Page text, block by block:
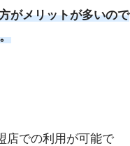
がメリットが多いので
店での利用が可能で